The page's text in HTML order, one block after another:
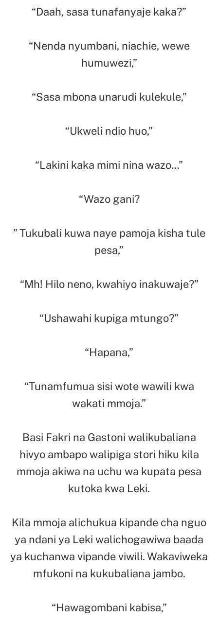
“Daah, sasa tunafanyaje kaka?”
“Nenda nyumbani, niachie, wewe
humuwezi,”
“Sasa mbona unarudi kulekule,”
“Ukweli ndio huo,”
“Lakini kaka mimi nina wazo…”
“Wazo gani?
” Tukubali kuwa naye pamoja kisha tule
pesa,”
“Mh! Hilo neno, kwahiyo inakuwaje?”
“Ushawahi kupiga mtungo?”
“Hapana,”
“Tunamfumua sisi wote wawili kwa
wakati mmoja.”
Basi Fakri na Gastoni walikubaliana
hivyo ambapo walipiga stori hiku kila
mmoja akiwa na uchu wa kupata pesa
kutoka kwa Leki.
Kila mmoja alichukua kipande cha nguo
ya ndani ya Leki walichogawiwa baada
ya kuchanwa vipande viwili. Wakaviweka
mfukoni na kukubaliana jambo.
“Hawagombani kabisa,”